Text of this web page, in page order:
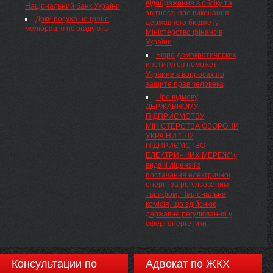
Національний банк України
Доки посуха не гряне,
меліорацію не згадують
відображення в обліку та
звітності про виконання
державного бюджету,
Міністерство фінансів
України
Бюро демократических
институтов поможет
Украине в вопросах по
защите прав человека
Про відмову
ДЕРЖАВНОМУ
ПІДПРИЄМСТВУ
МІНІСТЕРСТВА ОБОРОНИ
УКРАЇНИ "102
ПІДПРИЄМСТВО
ЕЛЕКТРИЧНИХ МЕРЕЖ" у
видачі ліцензії з
постачання електричної
енергії за регульованим
тарифом, Національна
комісія, що здійснює
державне регулювання у
сфері енергетики
Консультации по Адвокат по ЖКХ